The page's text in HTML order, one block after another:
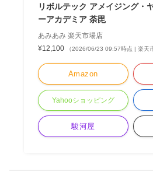
リボルテック アメイジング・
ーアカデミア 荼毘
あみあみ 楽天市場店
¥12,100
（2026/06/23 09:57時点 | 楽天
Amazon
Yahooショッピング
駿河屋